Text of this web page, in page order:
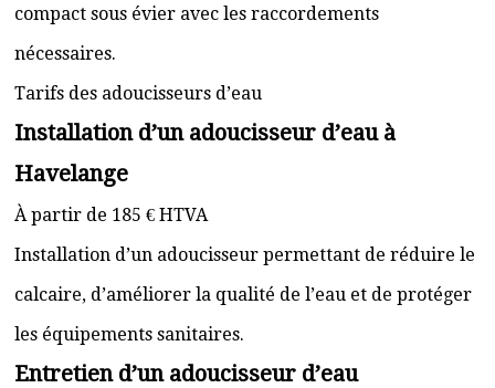
compact sous évier avec les raccordements
nécessaires.
Tarifs des adoucisseurs d’eau
Installation d’un adoucisseur d’eau à
Havelange
À partir de 185 € HTVA
Installation d’un adoucisseur permettant de réduire le
calcaire, d’améliorer la qualité de l’eau et de protéger
les équipements sanitaires.
Entretien d’un adoucisseur d’eau